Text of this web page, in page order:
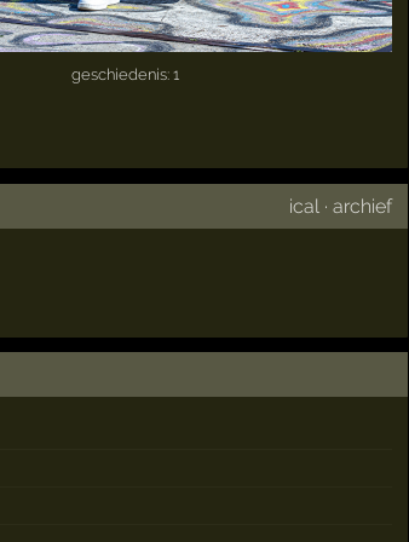
geschiedenis: 1
ical ·archief